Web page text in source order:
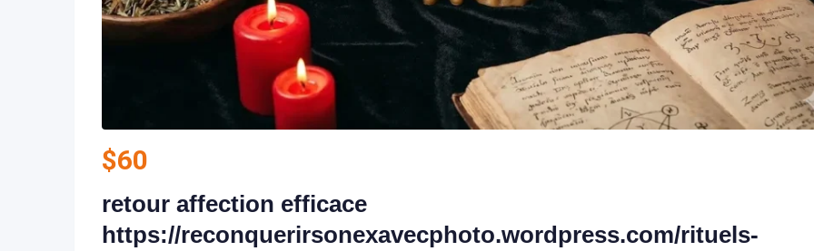
$60
retour affection efficace
https://reconquerirsonexavecphoto.wordpress.com/rituels-